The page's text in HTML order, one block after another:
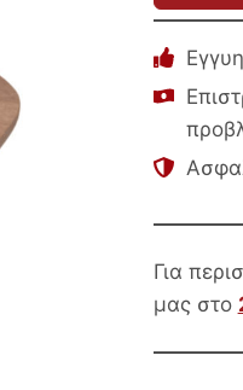
GOLFER
HM9924
ΕΚΡΟΥ-
TOP
Για
μας στο